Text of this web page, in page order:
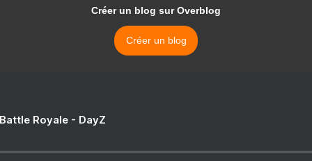
Créer un blog sur Overblog
Créer un blog
Royale - DayZ